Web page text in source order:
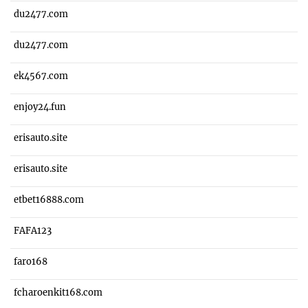
du2477.com
du2477.com
ek4567.com
enjoy24.fun
erisauto.site
erisauto.site
etbet16888.com
FAFA123
faro168
fcharoenkit168.com